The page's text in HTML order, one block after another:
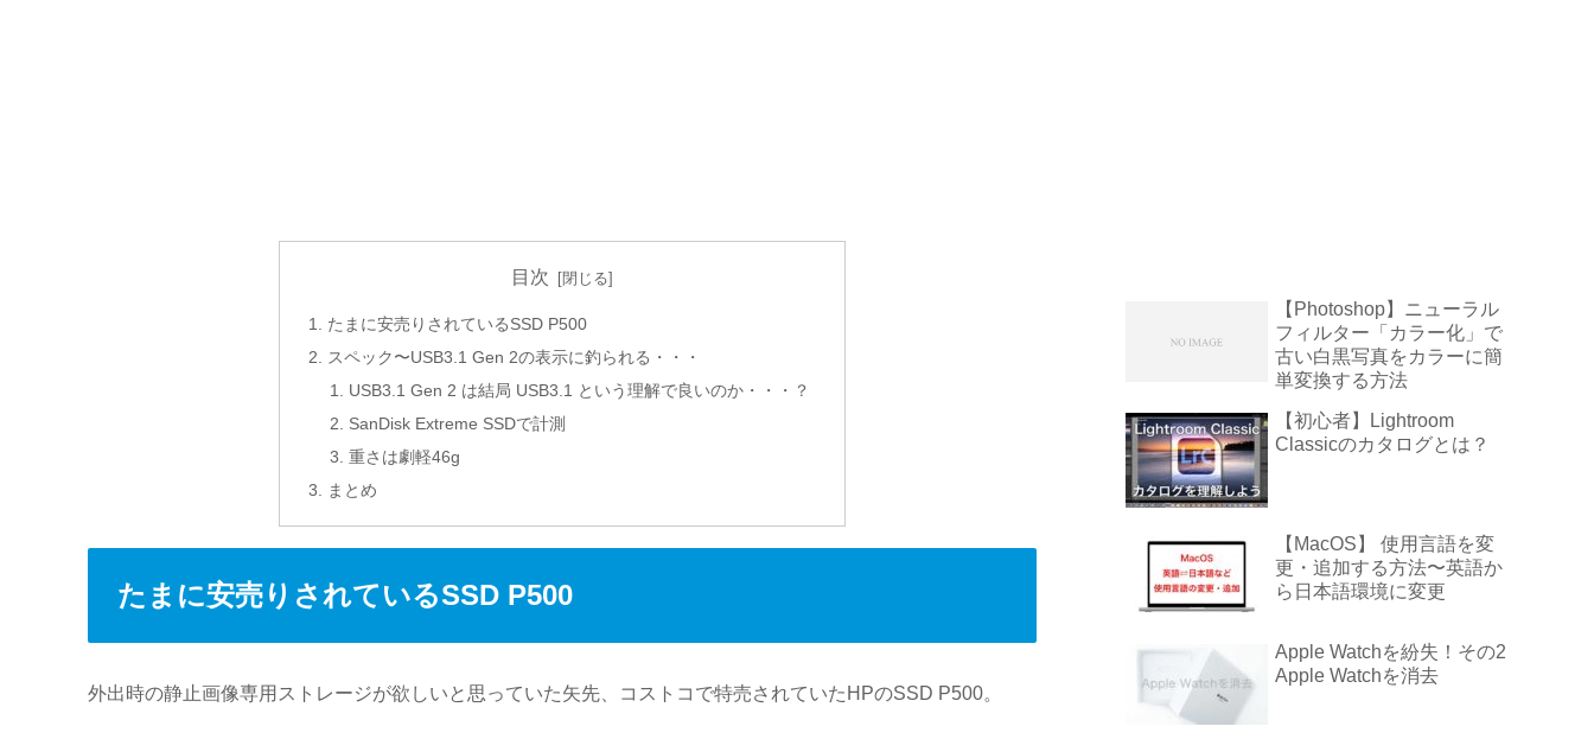
目次
たまに安売りされているSSD P500
スペック〜USB3.1 Gen 2の表示に釣られる・・・
USB3.1 Gen 2 は結局 USB3.1 という理解で良いのか・・・？
SanDisk Extreme SSDで計測
重さは劇軽46g
まとめ
たまに安売りされているSSD P500
外出時の静止画像専用ストレージが欲しいと思っていた矢先、コストコで特売されていたHPのSSD P500。
【Photoshop】ニューラル
フィルター「カラー化」で
古い白黒写真をカラーに簡
単変換する方法
【初心者】Lightroom
Classicのカタログとは？
【MacOS】 使用言語を変
更・追加する方法〜英語か
ら日本語環境に変更
Apple Watchを紛失！その2
Apple Watchを消去